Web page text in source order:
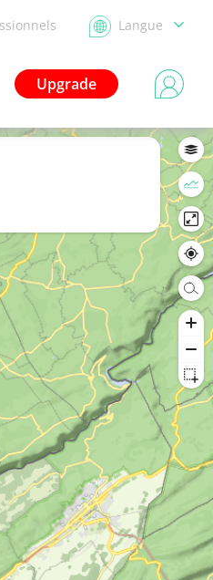
Langue
Upgrade